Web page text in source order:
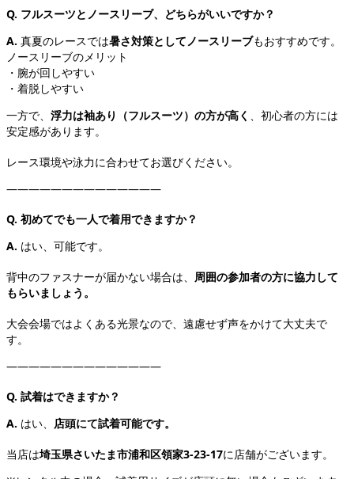
Q. フルスーツとノースリーブ、どちらがいいですか？
A. 真夏のレースでは暑さ対策としてノースリーブもおすすめです。
ノースリーブのメリット
・腕が回しやすい
・着脱しやすい
一方で、 浮力は袖あり（フルスーツ）の方が高く 、初心者の方には
安定感があります。
レース環境や泳力に合わせてお選びください。
――――――――――――――
Q. 初めてでも一人で着用できますか？
A. はい、可能です。
背中のファスナーが届かない場合は、 周囲の参加者の方に協力して
もらいましょう。
大会会場ではよくある光景なので、遠慮せず声をかけて大丈夫で
す。
――――――――――――――
Q. 試着はできますか？
A. はい、 店頭にて試着可能です。
当店は埼玉県さいたま市浦和区領家3-23-17に店舗がございます。